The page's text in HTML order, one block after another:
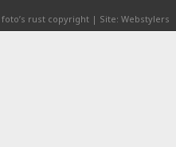
rust copyright | Site: Webstylers